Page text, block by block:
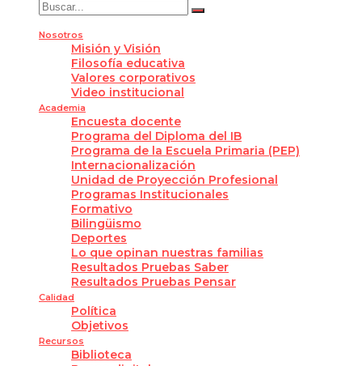
Nosotros
Misión y Visión
Filosofía educativa
Valores corporativos
Video institucional
Academia
Encuesta docente
Programa del Diploma del IB
Programa de la Escuela Primaria (PEP)
Internacionalización
Unidad de Proyección Profesional
Programas Institucionales
Formativo
Bilingüismo
Deportes
Lo que opinan nuestras familias
Resultados Pruebas Saber
Resultados Pruebas Pensar
Calidad
Política
Objetivos
Recursos
Biblioteca